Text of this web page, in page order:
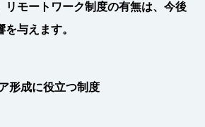
リモートワーク制度の有無は、今後
与えます。
形成に役立つ制度